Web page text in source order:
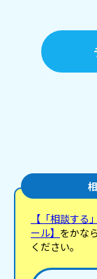
ん？ と
聞きたい
【「相談す
ール】 をかな
ください。